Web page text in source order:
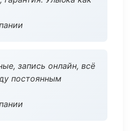
запись онлайн, всё
постоянным